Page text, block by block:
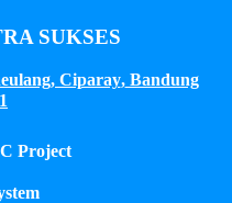
SUKSES
Ciparay,Bandung
Project